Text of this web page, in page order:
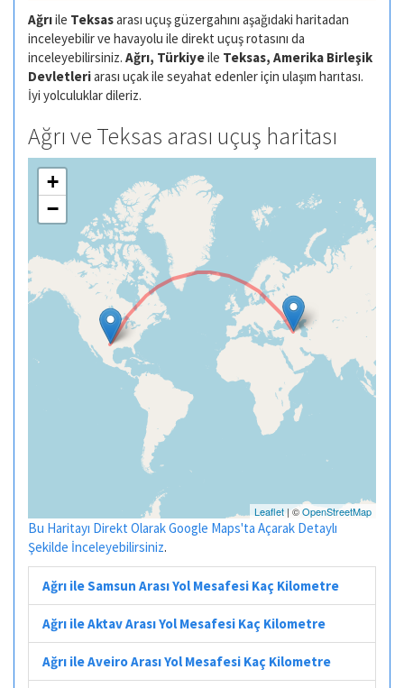
Ağrıile Teksasarası uçuş güzergahını aşağıdaki haritadan
inceleyebilir ve havayolu ile direkt uçuş rotasını da
inceleyebilirsiniz. Ağrı, Türkiyeile Teksas, Amerika Birleşik
Devletleriarası uçak ile seyahat edenler için ulaşım harıtası.
İyi yolculuklar dileriz.
Ağrı ve Teksas arası uçuş haritası
+
−
Leaflet | ©OpenStreetMap
Bu Haritayı Direkt Olarak Google Maps'ta Açarak Detaylı
Şekilde İnceleyebilirsiniz.
Ağrı ile Samsun Arası Yol Mesafesi Kaç Kilometre
Ağrı ile Aktav Arası Yol Mesafesi Kaç Kilometre
Ağrı ile Aveiro Arası Yol Mesafesi Kaç Kilometre